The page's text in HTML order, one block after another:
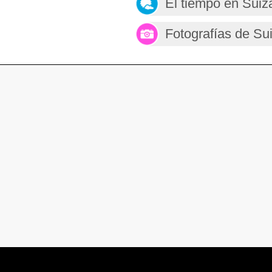
El tiempo en
Fotografías de